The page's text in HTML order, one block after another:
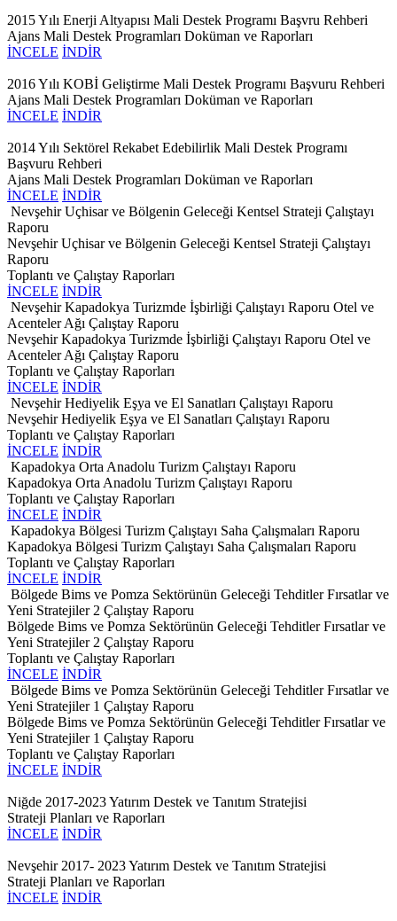
2015 Yılı Enerji Altyapısı Mali Destek Programı Başvru Rehberi
Ajans Mali Destek Programları Doküman ve Raporları
İNCELE İNDİR
2016 Yılı KOBİ Geliştirme Mali Destek Programı Başvuru Rehberi
Ajans Mali Destek Programları Doküman ve Raporları
İNCELE İNDİR
2014 Yılı Sektörel Rekabet Edebilirlik Mali Destek Programı
Başvuru Rehberi
Ajans Mali Destek Programları Doküman ve Raporları
İNCELE İNDİR
Nevşehir Uçhisar ve Bölgenin Geleceği Kentsel Strateji Çalıştayı
Raporu
Nevşehir Uçhisar ve Bölgenin Geleceği Kentsel Strateji Çalıştayı
Raporu
Toplantı ve Çalıştay Raporları
İNCELE İNDİR
Nevşehir Kapadokya Turizmde İşbirliği Çalıştayı Raporu Otel ve
Acenteler Ağı Çalıştay Raporu
Nevşehir Kapadokya Turizmde İşbirliği Çalıştayı Raporu Otel ve
Acenteler Ağı Çalıştay Raporu
Toplantı ve Çalıştay Raporları
İNCELE İNDİR
Nevşehir Hediyelik Eşya ve El Sanatları Çalıştayı Raporu
Nevşehir Hediyelik Eşya ve El Sanatları Çalıştayı Raporu
Toplantı ve Çalıştay Raporları
İNCELE İNDİR
Kapadokya Orta Anadolu Turizm Çalıştayı Raporu
Kapadokya Orta Anadolu Turizm Çalıştayı Raporu
Toplantı ve Çalıştay Raporları
İNCELE İNDİR
Kapadokya Bölgesi Turizm Çalıştayı Saha Çalışmaları Raporu
Kapadokya Bölgesi Turizm Çalıştayı Saha Çalışmaları Raporu
Toplantı ve Çalıştay Raporları
İNCELE İNDİR
Bölgede Bims ve Pomza Sektörünün Geleceği Tehditler Fırsatlar ve
Yeni Stratejiler 2 Çalıştay Raporu
Bölgede Bims ve Pomza Sektörünün Geleceği Tehditler Fırsatlar ve
Yeni Stratejiler 2 Çalıştay Raporu
Toplantı ve Çalıştay Raporları
İNCELE İNDİR
Bölgede Bims ve Pomza Sektörünün Geleceği Tehditler Fırsatlar ve
Yeni Stratejiler 1 Çalıştay Raporu
Bölgede Bims ve Pomza Sektörünün Geleceği Tehditler Fırsatlar ve
Yeni Stratejiler 1 Çalıştay Raporu
Toplantı ve Çalıştay Raporları
İNCELE İNDİR
Niğde 2017-2023 Yatırım Destek ve Tanıtım Stratejisi
Strateji Planları ve Raporları
İNCELE İNDİR
Nevşehir 2017- 2023 Yatırım Destek ve Tanıtım Stratejisi
Strateji Planları ve Raporları
İNCELE İNDİR